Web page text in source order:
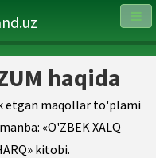
haqida
etgan maqollar to'plami
«O'ZBEK XALQ
kitobi.